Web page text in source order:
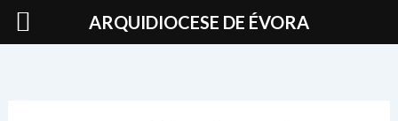
Skip
ARQUIDIOCESE DE ÉVORA